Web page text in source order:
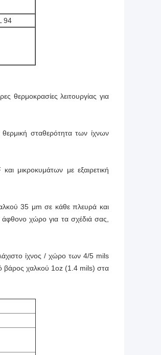
94
θερμοκρασίες λειτουργίας για
σταθερότητα των ίχνων
μικροκυμάτων με εξαιρετική
35 μm σε κάθε πλευρά και
χώρο για τα σχέδιά σας,
ίχνος / χώρο των 4/5 mils
βάρος χαλκού 1oz (1.4 mils) στα